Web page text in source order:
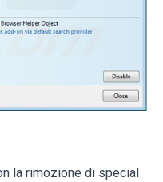
la rimozione di special